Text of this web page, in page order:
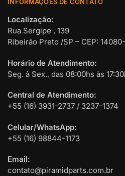
INFORMAÇÕES DE CONTATO
Localização:
Rua Sergipe , 139
Ribeirão Preto /SP – CEP:
Horário de Atendimento:
Seg. à Sex., das 08:00hs às
Central de Atendimento:
+55 (16) 3931-2737 / 3237-1374
Celular/WhatsApp:
+55 (16) 98844-1173
Email:
contato@piramidparts.com.br